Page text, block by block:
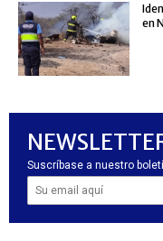
en
Suscríbase a nuestro